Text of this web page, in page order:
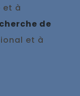
et à
de
et à